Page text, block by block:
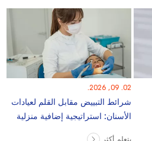
02. 09, 2026.
شرائط التبييض مقابل القلم لعيادات
الأسنان: استراتيجية إضافية منزلية